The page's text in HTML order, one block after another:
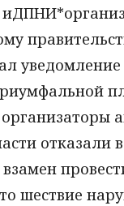
организаторы
отказали
шествие